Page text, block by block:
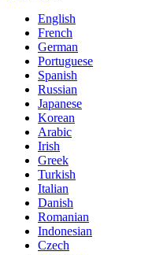
English
French
German
Portuguese
Spanish
Russian
Japanese
Korean
Arabic
Irish
Greek
Turkish
Italian
Danish
Romanian
Indonesian
Czech